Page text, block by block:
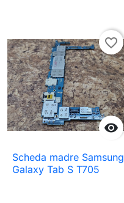

favorite_border
Scheda madre Samsung
Galaxy Tab S T705